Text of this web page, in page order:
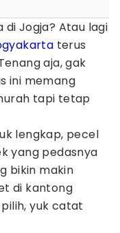
di Jogja? Atau lagi
terus
aja, gak
ini memang
tapi tetap
lengkap, pecel
yang pedasnya
bikin makin
di kantong
yuk catat